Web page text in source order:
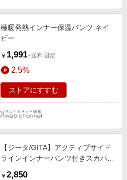
極暖発熱インナー保温パンツ ネイ
ビー
￥ 1,991+送料固定
2.5%
ストアにすすむ
【ジータ/GITA】アクティブサイド
ラインインナーパンツ付きスカパン
￥ 2,850